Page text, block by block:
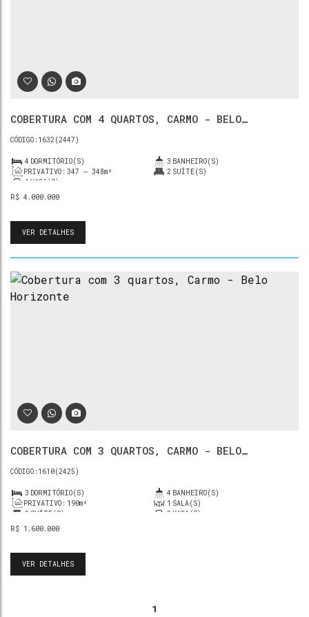
COBERTURA COM 4 QUARTOS, CARMO - BELO
R$ 4.000.000
1632(2447)
4 DORMITÓRIO(S) 3 BANHEIRO(S)
PRIVATIVO: 347 ~ 348m² 2 SUÍTE(S)
4 VAGA(S)
VER DETALHES
COBERTURA COM 3 QUARTOS, CARMO - BELO
R$ 1.600.000
1610(2425)
3 DORMITÓRIO(S) 4 BANHEIRO(S)
PRIVATIVO: 190m² 1 SALA(S)
1 SUÍTE(S) 2 VAGA(S)
VER DETALHES
1